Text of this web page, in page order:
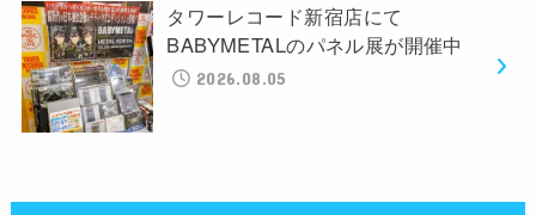
タワーレコード新宿店にて
BABYMETALのパネル展が開催中
2026.08.05